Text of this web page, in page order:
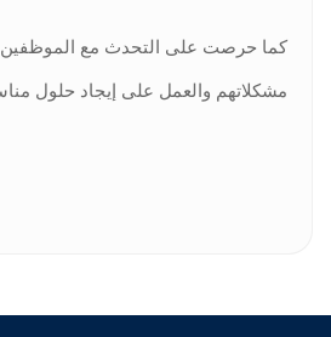
كما حرصت على التحدث مع
مشكلاتهم والعمل على إيجاد حلول